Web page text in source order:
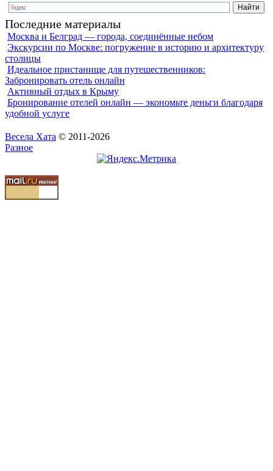
Последние материалы
Москва и Белград — города, соединённые небом
Экскурсии по Москве: погружение в историю и архитектуру
столицы
Идеальное пристанище для путешественников:
Забронировать отель онлайн
Активный отдых в Крыму
Бронирование отелей онлайн — экономьте деньги благодаря
удобной услуге
Весела Хата © 2011-2026
Разное